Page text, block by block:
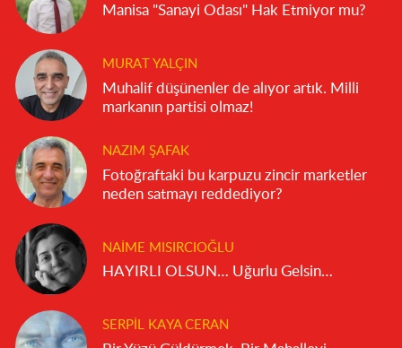
Manisa "Sanayi Odası" Hak Etmiyor mu?
MURAT YALÇIN
Muhalif düşünenler de alıyor artık. Milli
markanın partisi olmaz!
NAZIM ŞAFAK
Fotoğraftaki bu karpuzu zincir marketler
neden satmayı reddediyor?
NAIME MISIRCIOĞLU
HAYIRLI OLSUN… Uğurlu Gelsin…
SERPIL KAYA CERAN